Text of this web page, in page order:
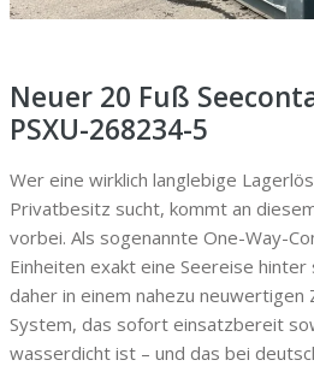
Neuer 20 Fuß
PSXU-268234-5
Wer eine wirklich langlebige
Privatbesitz sucht, kommt an
vorbei. Als sogenannte One-Way-
Einheiten exakt eine Seereise hinter
daher in einem nahezu neuwertigen
System, das sofort einsatzbereit
wasserdicht ist – und das bei